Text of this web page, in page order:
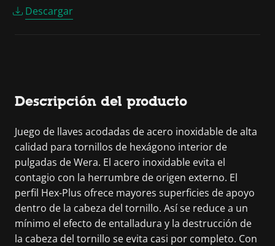
Descargar
Descripción del producto
Juego de llaves acodadas de acero inoxidable de alta
calidad para tornillos de hexágono interior de
pulgadas de Wera. El acero inoxidable evita el
contagio con la herrumbre de origen externo. El
perfil Hex-Plus ofrece mayores superficies de apoyo
dentro de la cabeza del tornillo. Así se reduce a un
mínimo el efecto de entalladura y la destrucción de
la cabeza del tornillo se evita casi por completo. Con